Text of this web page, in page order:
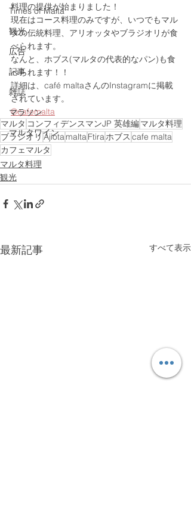
Times of Malta
観光
広告
記事
雑誌
マラソン
マルタワイン
料理の提供が始まりました！
現在はコース料理のみですが、いつでもマル
タの伝統料理、アリオッタやブラジオリが食
べられます。
なんと、ホブス(マルタの代表的なパン)も食
べられます！！
詳細は、café maltaさんのInstagramに掲載
されています。
©︎cafemalta
マルタ コンフィデンスマンJP 英雄編マルタ料理
ブラジオリ AjiotamaltaFtiraホブス cafe malta
カフェマルタ
マルタ料理
観光
最新記事 すべて表示